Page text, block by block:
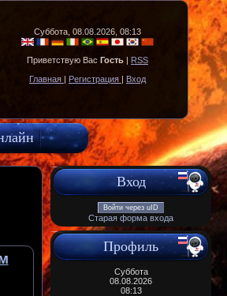
Суббота, 08.08.2026, 08:13
Приветствую Вас Гость | RSS
Главная | Регистрация | Вход
Вход
Войти через uID
Старая форма входа
Профиль
Суббота
08.08.2026
08:13